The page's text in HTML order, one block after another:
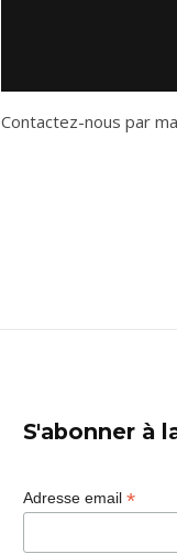
Contactez-nous par
S'abonner à
Adresse email *